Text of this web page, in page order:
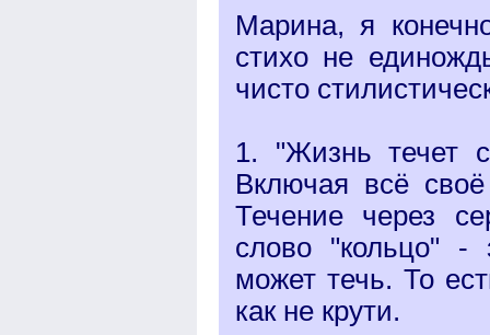
Марина, я
стихо не
чисто
1. "Жизнь течет
Включая всё
Течение через
слово "кольцо" -
может течь. То
как не крути.